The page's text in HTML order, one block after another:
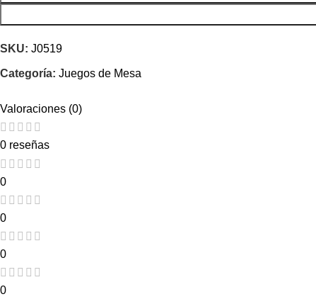
SKU: J0519
Categoría: Juegos de Mesa
Valoraciones (0)
0 reseñas
0
0
0
0